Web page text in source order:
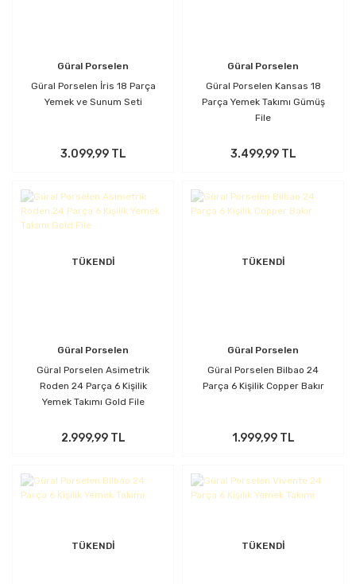
Güral Porselen
Güral Porselen İris 18 Parça
Yemek ve Sunum Seti
3.099,99 TL
Güral Porselen
Güral Porselen Kansas 18
Parça Yemek Takımı Gümüş
File
3.499,99 TL
TÜKENDİ
Güral Porselen
Güral Porselen Asimetrik
Roden 24 Parça 6 Kişilik
Yemek Takımı Gold File
2.999,99 TL
TÜKENDİ
Güral Porselen
Güral Porselen Bilbao 24
Parça 6 Kişilik Copper Bakır
1.999,99 TL
TÜKENDİ TÜKENDİ